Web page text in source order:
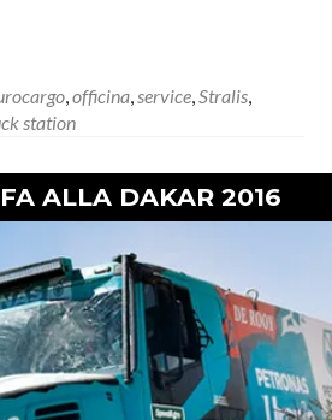
,officina,service,Stralis,
station
ALLA DAKAR 2016